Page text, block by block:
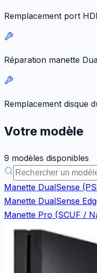
Remplacement port
Réparation manette
Remplacement disque
Votre modèle
9 modèles disponibles
Manette DualSense
Manette DualSense
Manette Pro (SCUF /